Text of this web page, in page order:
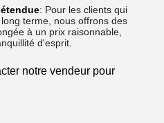
: Pour les clients qui
terme, nous offrons des
à un prix raisonnable,
d'esprit.
notre vendeur pour